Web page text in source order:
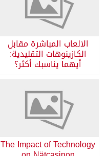
الالعاب المباشرة مقابل
الكازينوهات التقليدية:
أيهما يناسبك أكثر؟
The Impact of Technology